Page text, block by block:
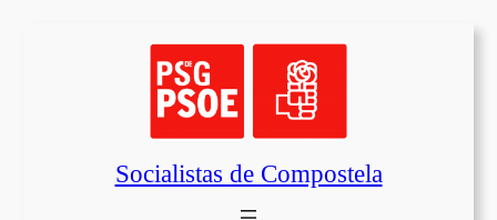
Socialistas de Compostela